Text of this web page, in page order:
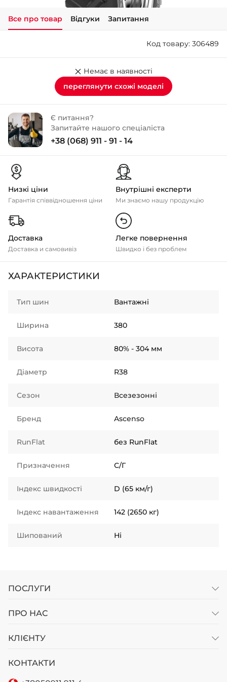
+38 (050)-911-911-2
+38 (099)-643-33-77
+38 (068)-923-74-19
- Калинова
Все про товар Відгуки Запитання
Код товару: 306489
Немає в наявності
переглянути схожі моделі
Є питання?
Запитайте нашого спеціаліста
+38 (068) 911 - 91 - 14
Низкі ціни
Гарантія співвідношення ціни
Внутрішні експерти
Ми знаємо нашу продукцію
Доставка
Доставка и самовивіз
Легке повернення
Швидко і без проблем
ХАРАКТЕРИСТИКИ
Тип шин Вантажні
Ширина 380
Висота 80% - 304 мм
Діаметр R38
Сезон Всезезонні
Бренд Ascenso
RunFlat без RunFlat
Призначення С/Г
Індекс швидкості D (65 км/г)
Індекс навантаження 142 (2650 кг)
Шипований Ні
ПОСЛУГИ
ПРО НАС
КЛІЄНТУ
КОНТАКТИ